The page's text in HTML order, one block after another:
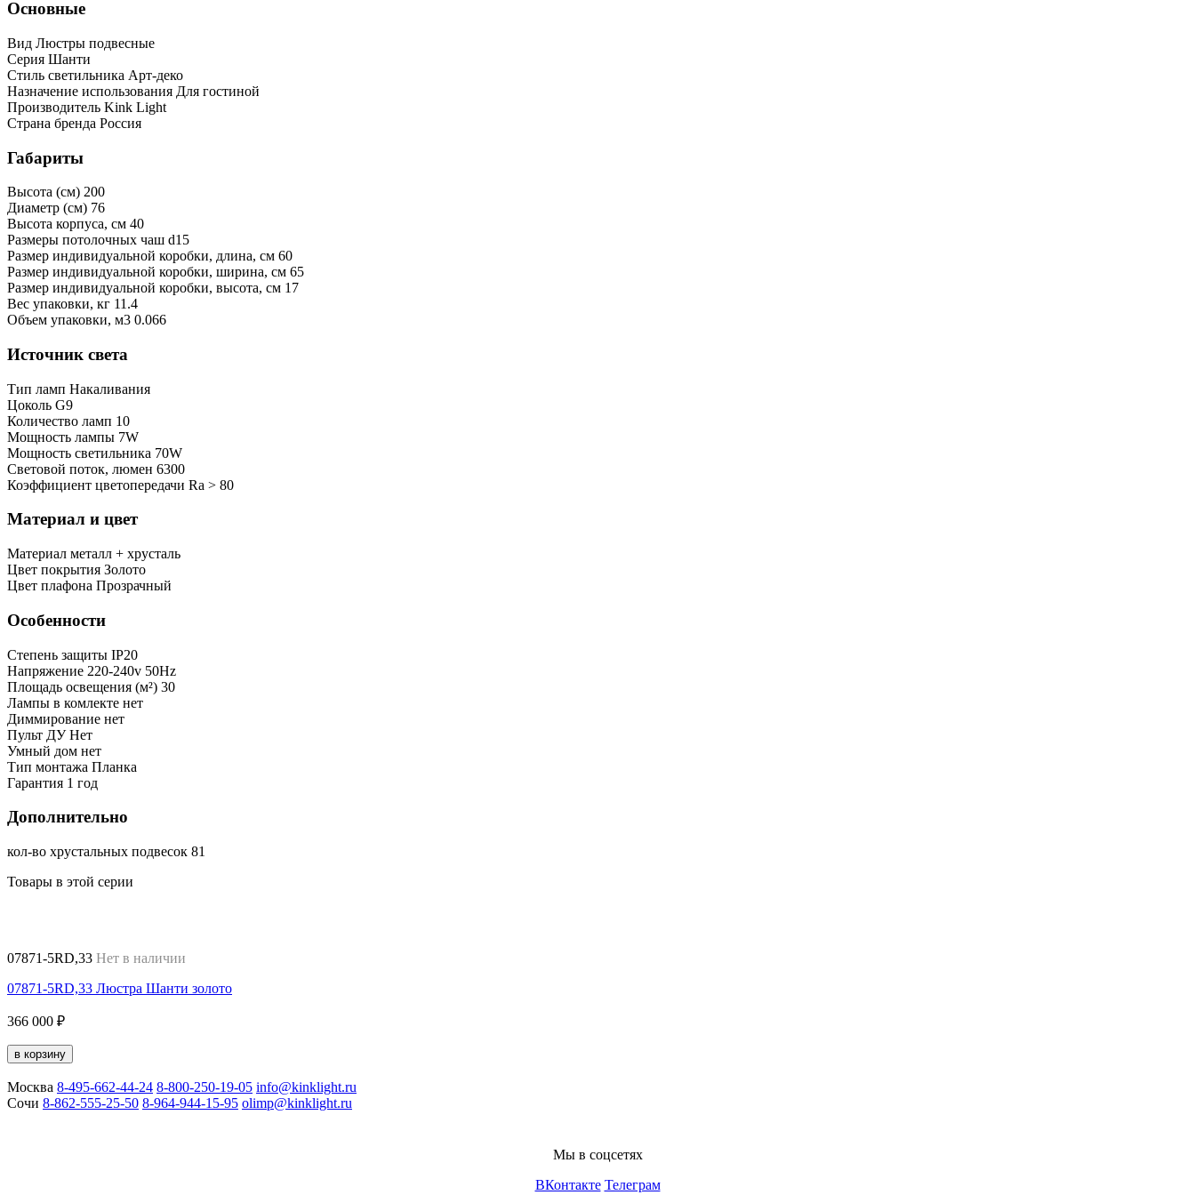
Основные
Вид Люстры подвесные
Серия Шанти
Стиль светильника Арт-деко
Назначение использования Для гостиной
Производитель Kink Light
Страна бренда Россия
Габариты
Высота (см) 200
Диаметр (см) 76
Высота корпуса, см 40
Размеры потолочных чаш d15
Размер индивидуальной коробки, длина, см 60
Размер индивидуальной коробки, ширина, см 65
Размер индивидуальной коробки, высота, см 17
Bес упаковки, кг 11.4
Oбъем упаковки, м3 0.066
Источник света
Тип ламп Накаливания
Цоколь G9
Количество ламп 10
Мощность лампы 7W
Мощность светильника 70W
Световой поток, люмен 6300
Коэффициент цветопередачи Ra > 80
Материал и цвет
Mатериал металл + хрусталь
Цвет покрытия Золото
Цвет плафона Прозрачный
Особенности
Степень защиты IP20
Напряжение 220-240v 50Hz
Площадь освещения (м²) 30
Лампы в комлекте нет
Диммирование нет
Пульт ДУНет
Умный дом нет
Тип монтажа Планка
Гарантия 1 год
Дополнительно
кол-во хрустальных подвесок 81
Товары в этой серии
07871-5RD,33 Нет в наличии
07871-5RD,33 Люстра Шанти золото
366 000 ₽
в корзину
Москва 8-495-662-44-24 8-800-250-19-05 info@kinklight.ru
Сочи 8-862-555-25-50 8-964-944-15-95 olimp@kinklight.ru
Мы в соцсетях
ВКонтакте Телеграм